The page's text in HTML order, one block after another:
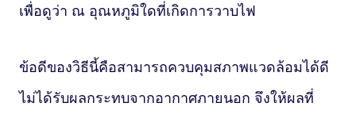
เพื่อดูว่า ณ อุณหภูมิใดที่เกิดการวาบไฟ
ข้อดีของวิธีนี้คือสามารถควบคุมสภาพแวดล้อมได้ดี
ไม่ได้รับผลกระทบจากอากาศภายนอก จึงให้ผลที่